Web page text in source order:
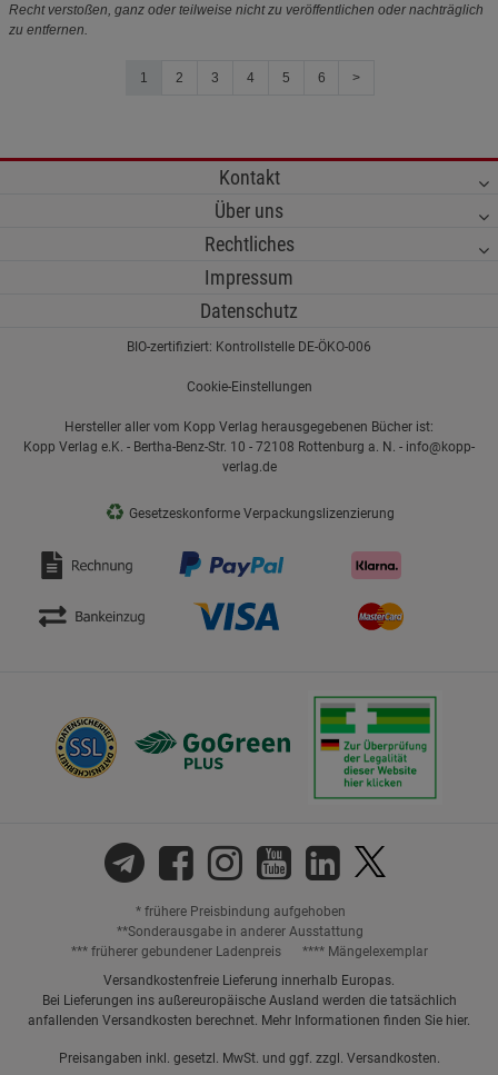
Recht verstoßen, ganz oder teilweise nicht zu veröffentlichen oder nachträglich
zu entfernen.
1 2 3 4 5 6 >
Kontakt
Über uns
Rechtliches
Impressum
Datenschutz
BIO-zertifiziert: Kontrollstelle DE-ÖKO-006
Cookie-Einstellungen
Hersteller aller vom Kopp Verlag herausgegebenen Bücher ist:
Kopp Verlag e.K. - Bertha-Benz-Str. 10 - 72108 Rottenburg a. N. - info@kopp-
verlag.de
♻ Gesetzeskonforme Verpackungslizenzierung
* frühere Preisbindung aufgehoben
**Sonderausgabe in anderer Ausstattung
*** früherer gebundener Ladenpreis
**** Mängelexemplar
Versandkostenfreie Lieferung innerhalb Europas.
Bei Lieferungen ins außereuropäische Ausland werden die tatsächlich
anfallenden Versandkosten berechnet. Mehr Informationen finden Sie hier.
Preisangaben inkl. gesetzl. MwSt. und ggf. zzgl. Versandkosten.